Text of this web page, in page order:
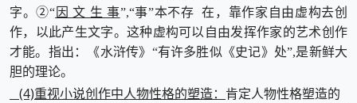
字。②“因 文 生 事”,“事”本不存 在，靠作家自由虚构去创
作，以此产生文字。这种虚构可以自由发挥作家的艺术创作
才能。指出：《水浒传》“有许多胜似《史记》处”,是新鲜大
胆的理论。
(4)重视小说创作中人物性格的塑造：
肯定人物性格塑造的